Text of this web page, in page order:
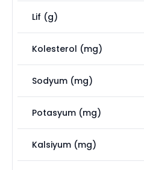
Lif (g)
Kolesterol (mg)
Sodyum (mg)
Potasyum (mg)
Kalsiyum (mg)